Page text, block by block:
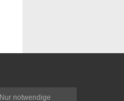
Nur notwendige